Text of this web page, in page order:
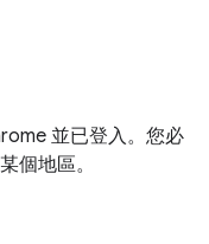
並已登入。您必
個地區。